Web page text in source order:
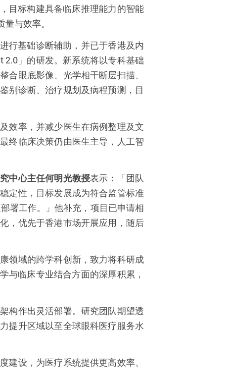
目标构建具备临床推理能力的智能
与效率。
行基础诊断辅助，并已于香港及内
2.0」的研发。新系统将以专科基础
眼底影像、光学相干断层扫描、
别诊断、治疗规划及病程预测，目
效率，并减少医生在病例整理及文
终临床决策仍由医生主导，人工智
中心主任何明光教授表示：「团队
定性，目标发展成为符合监管标准
署工作。」他补充，项目已申请相
，优先于香港市场开展应用，随后
领域的跨学科创新，致力将科研成
与临床专业结合方面的深厚积累，
构作出灵活部署。研究团队期望透
提升区域以至全球眼科医疗服务水
建设，为医疗系统提供更高效率、